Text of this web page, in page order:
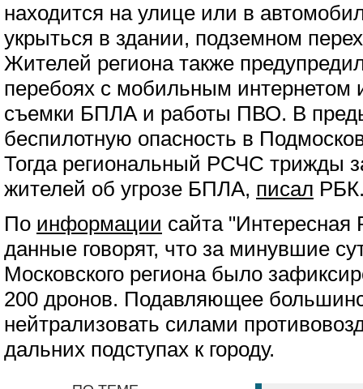
находится на улице или в
укрыться в здании, подземном
Жителей региона также
перебоях с мобильным интернетом
съемки БПЛА и работы ПВО. В
беспилотную опасность в
Тогда региональный РСЧС трижды
жителей об угрозе БПЛА, писал
По информации сайта
данные говорят, что за минувшие
Московского региона было
200 дронов. Подавляющее
нейтрализовать силами
дальних подступах к городу.